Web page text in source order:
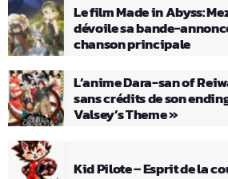
Le film Made in Abyss:
dévoile sa bande-
chanson principale
L’anime Dara-san of
sans crédits de son
Valsey’s Theme »
Kid Pilote – Esprit de la